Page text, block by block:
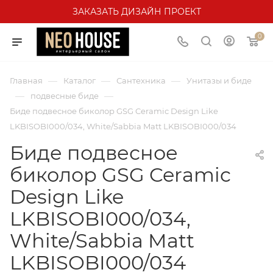
ЗАКАЗАТЬ ДИЗАЙН ПРОЕКТ
0
Главная — Каталог — Сантехника — Унитазы и биде
— подвесные биде —
Биде подвесное биколор GSG Ceramic Design Like
LKBISOBI000/034, White/Sabbia Matt LKBISOBI000/034
Биде подвесное
биколор GSG Ceramic
Design Like
LKBISOBI000/034,
White/Sabbia Matt
LKBISOBI000/034